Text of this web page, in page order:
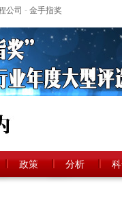
公司 - 金手指奖
政策 分析